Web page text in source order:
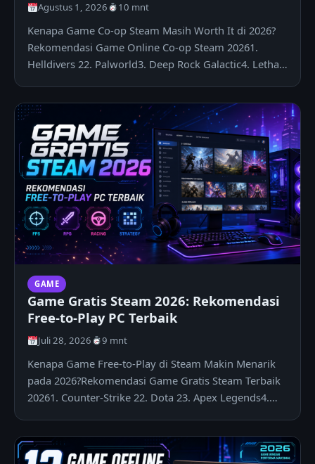
Agustus 1, 2026 10 mnt
Kenapa Game Co-op Steam Masih Worth It di 2026?
Rekomendasi Game Online Co-op Steam 20261.
Helldivers 22. Palworld3. Deep Rock Galactic4. Lethal
GAME
Game Gratis Steam 2026: Rekomendasi
Free-to-Play PC Terbaik
Juli 28, 2026 9 mnt
Kenapa Game Free-to-Play di Steam Makin Menarik
pada 2026?Rekomendasi Game Gratis Steam Terbaik
20261. Counter-Strike 22. Dota 23. Apex Legends4.